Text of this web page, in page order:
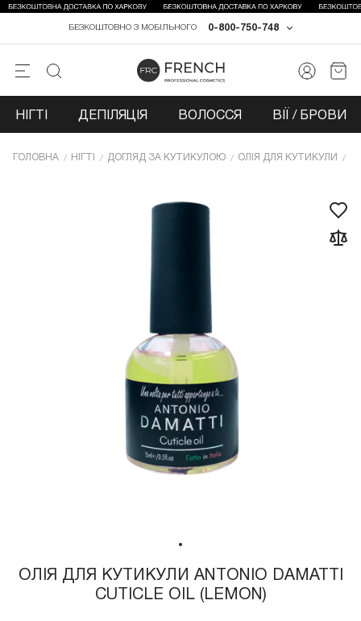
0-800-750-748
БЕЗКОШТОВНО З МОБІЛЬНОГО
НІГТІ ДЕПІЛЯЦІЯ ВОЛОССЯ ВІЇ / БРОВИ
ГОЛОВНА НІГТІ ДОГЛЯД ЗА КУТИКУЛОЮ ОЛІЯ ДЛЯ КУТИКУЛИ
ОЛІЯ ДЛЯ КУТИКУЛИ ANTONIO DAMATTI
CUTICLE OIL (LEMON)